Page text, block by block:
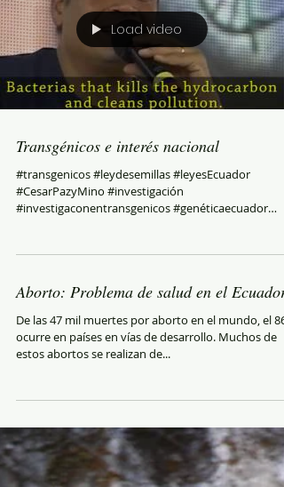
Load video
Transgénicos e interés nacional
#transgenicos #leydesemillas #leyesEcuador
#CesarPazyMino #investigación
#investigaconentransgenicos #genéticaecuador
Aborto: Problema de salud en el Ecuador
De las 47 mil muertes por aborto en el mundo, el
ocurre en países en vías de desarrollo. Muchos de
estos abortos se realizan de...